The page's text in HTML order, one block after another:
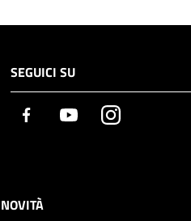
SEGUICI SU
Facebook YoutubeInstagram
NOVITÀ